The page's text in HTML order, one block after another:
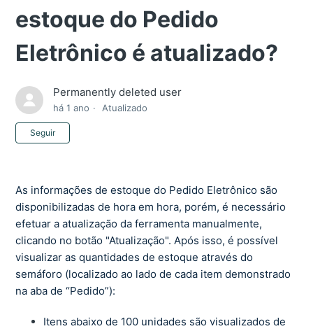
estoque do Pedido
Eletrônico é atualizado?
Permanently deleted user
há 1 ano Atualizado
Seguir
As informações de estoque do Pedido Eletrônico são
disponibilizadas de hora em hora, porém, é necessário
efetuar a atualização da ferramenta manualmente,
clicando no botão "Atualização". Após isso, é possível
visualizar as quantidades de estoque através do
semáforo (localizado ao lado de cada item demonstrado
na aba de “Pedido”):
Itens abaixo de 100 unidades são visualizados de